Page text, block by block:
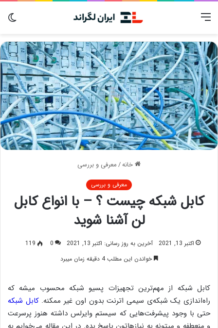
منو
خانه/معرفی و بررسی
معرفی و بررسی
کابل شبکه چیست ؟ – با انواع کابل
لن آشنا شوید
اکتبر 13, 2021 آخرین به روز رسانی: اکتبر 13, 2021 0
119
خواندن این مطلب 4 دقیقه زمان میبرد
کابل شبکه از مهم‌ترین تجهیزات پسیو شبکه محسوب میشه که
راه‌اندازی یک شبکه‌ی سیمی اترنت بدون اون غیر ممکنه.کابل شبکه
حتی با وجود پیشرفت‌هایی که سیستم وایرلس داشته هنوز پرسرعت